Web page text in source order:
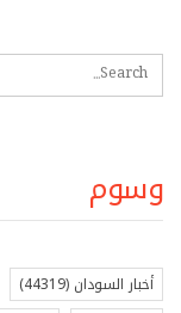
وسوم
أخبار السودان (44319)